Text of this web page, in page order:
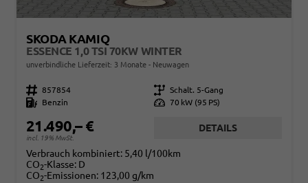
SKODA KAMIQ
ESSENCE 1,0 TSI 70KW WINTER
unverbindliche Lieferzeit: 3 Monate Neuwagen
Fahrzeugnr. 857854 Getriebe Schalt. 5-Gang
Kraftstoff
Benzin Leistung 70 kW (95 PS)
21.490,– €
incl. 19% MwSt.
DETAILS
Verbrauch kombiniert: 5,40 l/100km
CO2-Klasse: D
CO2-Emissionen: 123,00 g/km